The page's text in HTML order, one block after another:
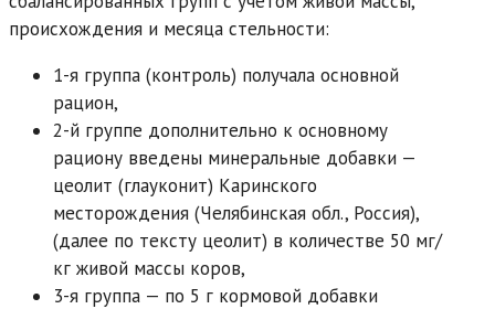
происхождения и месяца стельности:
1-я группа (контроль) получала основной
рацион,
2-й группе дополнительно к основному
рациону введены минеральные добавки —
цеолит (глауконит) Каринского
месторождения (Челябинская обл., Россия),
(далее по тексту цеолит) в количестве 50 мг/
кг живой массы коров,
3-я группа — по 5 г кормовой добавки